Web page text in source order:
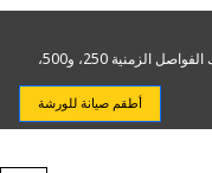
• Maintains
تتاح أطقم صيانة كاملة حسب نوع المعدة، بما في ذلك الفواصل الزمنية 250، و500،
أطقم صيانة للورشة